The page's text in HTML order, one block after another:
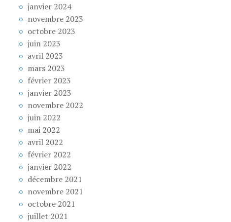
janvier 2024
novembre 2023
octobre 2023
juin 2023
avril 2023
mars 2023
février 2023
janvier 2023
novembre 2022
juin 2022
mai 2022
avril 2022
février 2022
janvier 2022
décembre 2021
novembre 2021
octobre 2021
juillet 2021